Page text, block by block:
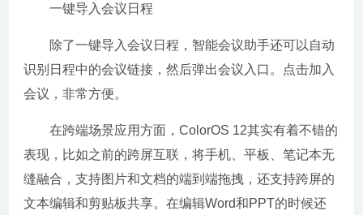
一键导入会议日程
除了一键导入会议日程，智能会议助手还可以自动
识别日程中的会议链接，然后弹出会议入口。点击加入
会议，非常方便。
在跨端场景应用方面，ColorOS 12其实有着不错的
表现，比如之前的跨屏互联，将手机、平板、笔记本无
缝融合，支持图片和文档的端到端拖拽，还支持跨屏的
文本编辑和剪贴板共享。在编辑Word和PPT的时候还